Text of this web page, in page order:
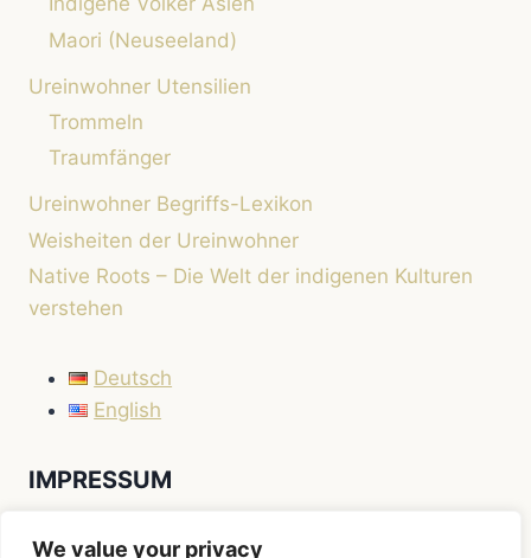
We value your privacy
Maori (Neuseeland)
Ureinwohner Utensilien
Trommeln
Traumfänger
Ureinwohner Begriffs-Lexikon
Weisheiten der Ureinwohner
Native Roots – Die Welt der indigenen Kulturen
verstehen
Deutsch
English
IMPRESSUM